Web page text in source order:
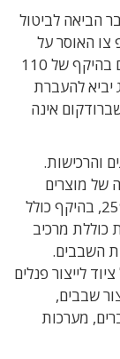
הביאה לביטול
האוסר על
ההשתלטות העוינת של ברודקום על קואלקום בהיקף של 110
יביא להעברת
אינה
והרכישות.
של מוצרים
המיובאים מסין המיועדים למיסוי מוגבר של 25%, בהיקף כולל
כוללת מרכיב
השבבים.
לייצור פנלים
שבבים,
מערכות